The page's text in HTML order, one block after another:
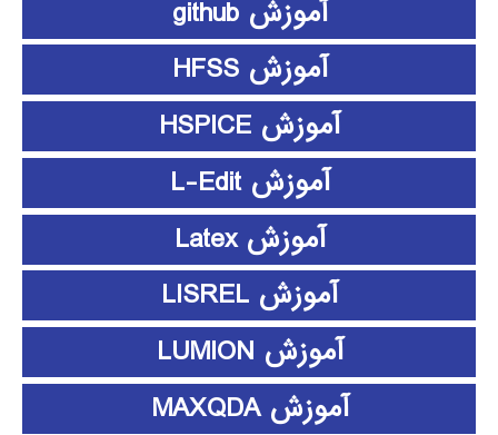
آموزش github
آموزش HFSS
آموزش HSPICE
آموزش L-Edit
آموزش Latex
آموزش LISREL
آموزش LUMION
آموزش MAXQDA